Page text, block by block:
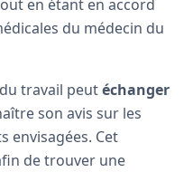
en étant en accord
du médecin du
travail peutéchanger
son avis sur les
envisagées. Cet
de trouver une